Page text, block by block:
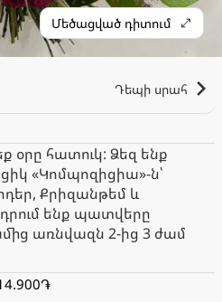
Մեծացված դիտում
Դեպի սրահ
օրը հատուկ: Ձեզ ենք
«Կոմպոզիցիա»-ն՝
Քրիզանթեմ և
ենք պատվերը
առնվազն 2-ից 3 ժամ